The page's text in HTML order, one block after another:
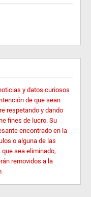
y datos curiosos
de que sean
respetando y dando
fines de lucro. Su
encontrado en la
o alguna de las
sea eliminado,
removidos a la